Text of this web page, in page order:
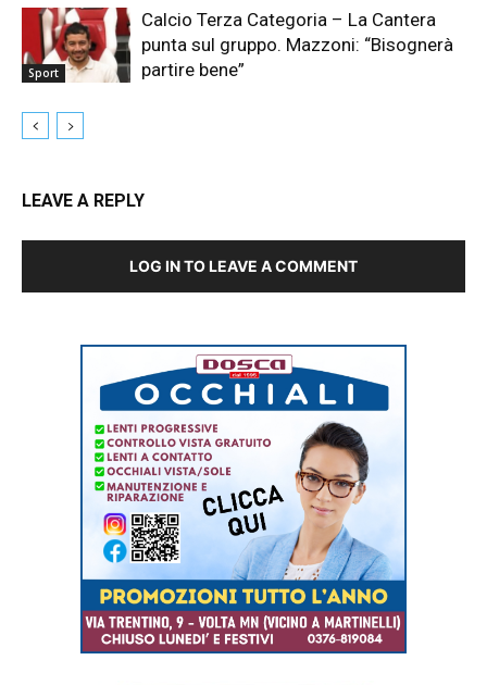
Sport
Calcio Terza Categoria – La Cantera
punta sul gruppo. Mazzoni: “Bisognerà
partire bene”
LEAVE A REPLY
LOG IN TO LEAVE A COMMENT